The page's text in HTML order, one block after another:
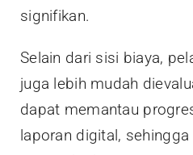
signifikan.
Selain dari sisi biaya,
juga lebih mudah
dapat memantau
laporan digital,